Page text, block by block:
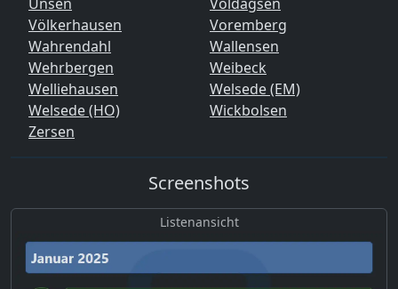
Völkerhausen
Voremberg
Wahrendahl
Wallensen
Wehrbergen
Weibeck
Welliehausen
Welsede (EM)
Welsede (HO)
Wickbolsen
Zersen
Screenshots
Listenansicht